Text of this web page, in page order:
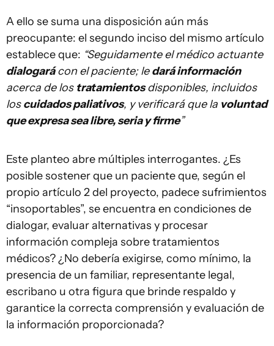
A ello se suma una disposición aún más
preocupante: el segundo inciso del mismo artículo
establece que: “Seguidamente el médico actuante
dialogarácon el paciente; ledará información
acerca de los tratamientosdisponibles, incluidos
loscuidados paliativos, y verificará que la voluntad
que expresa sea libre, seria y firme”
Este planteo abre múltiples interrogantes. ¿Es
posible sostener que un paciente que, según el
propio artículo 2 del proyecto, padece sufrimientos
“insoportables”, se encuentra en condiciones de
dialogar, evaluar alternativas y procesar
información compleja sobre tratamientos
médicos? ¿No debería exigirse, como mínimo, la
presencia de un familiar, representante legal,
escribano u otra figura que brinde respaldo y
garantice la correcta comprensión y evaluación de
la información proporcionada?